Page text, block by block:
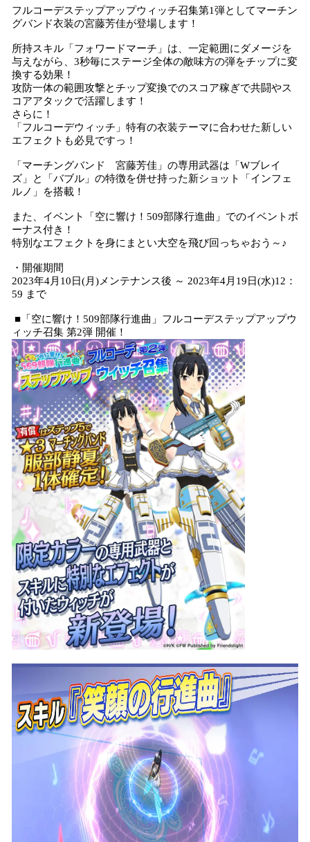
フルコーデステップアップウィッチ召集第1弾としてマーチン
グバンド衣装の宮藤芳佳が登場します！
所持スキル「フォワードマーチ」は、一定範囲にダメージを
与えながら、3秒毎にステージ全体の敵味方の弾をチップに変
換する効果！
攻防一体の範囲攻撃とチップ変換でのスコア稼ぎで共闘やス
コアアタックで活躍します！
さらに！
「フルコーデウィッチ」特有の衣装テーマに合わせた新しい
エフェクトも必見ですっ！
「マーチングバンド 宮藤芳佳」の専用武器は「Wブレイ
ズ」と「バブル」の特徴を併せ持った新ショット「インフェ
ルノ」を搭載！
また、イベント「空に響け！509部隊行進曲」でのイベントボ
ーナス付き！
特別なエフェクトを身にまとい大空を飛び回っちゃおう～♪
・開催期間
2023年4月10日(月)メンテナンス後 ～ 2023年4月19日(水)12：
59 まで
■「空に響け！509部隊行進曲」フルコーデステップアップウ
ィッチ召集 第2弾 開催！